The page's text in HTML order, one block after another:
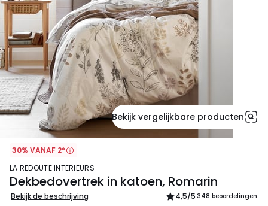
Bekijk vergelijkbare producten
30% VANAF 2*
LA REDOUTE INTERIEURS
Dekbedovertrek in katoen, Romarin
Bekijk de beschrijving 4,5/5 348 beoordelingen